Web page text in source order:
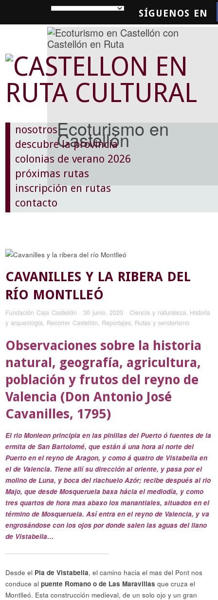
SÍGUENOS EN
Ecoturismo en
Castellón
nosotros
descubre la provincia
colonias de verano 2026
próximas rutas
inscripción en rutas
contacto
CAVANILLES Y LA RIBERA DEL
RÍO MONTLLEÓ
Fundación Caja Castellón ·30 junio, 2020 ·Ciencia y naturaleza, Historia
y arqueología, Recorrer Castellón, Reportajes, Rutas y senderismo
Observaciones sobre la historia
natural, geografía, agricultura,
población y frutos del reyno de
Valencia (Don Antonio José
Cavanilles, 1795)
El rio Monleon principia en las pinillas del Puerto ó fuentes de la
ermita de San Bartolomé, que están á una hora al norte del
Puerto en el reyno de Aragon, y como á quatro de Vistabella en
el de Valencia. Tiene allí su dirección al oriente, y pasa por el
molino de Luna, y boca del riachuelo Azór; recibe después al rio
Majo, que desde Mosqueruela baxa hácia el mediodía, y como
tres quartos de hora mas abaxo los manantiales, situados en el
término de Mosqueruela. Así entra en el reyno de Valencia, y va
engrosándose con los ojos por donde salen las aguas del llano
de Vistabella…
Desde el Pla de Vistabella, el camino hacia el mas del Pont nos
conduce alpuente Romano o de Las Maravillas que cruza el
Montlleó. Esta construcción medieval, de un solo ojo y un gran